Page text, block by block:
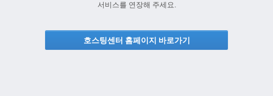
서비스를 연장해 주세요.
호스팅센터 홈페이지 바로가기